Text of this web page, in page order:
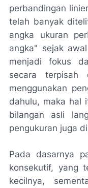
perbandingan
telah banyak
angka ukuran
angka" sejak
menjadi fokus
secara
menggunakan
dahulu, maka hal
bilangan asli
pengukuran juga
Pada dasarnya
konsekutif, yang
kecilnya,